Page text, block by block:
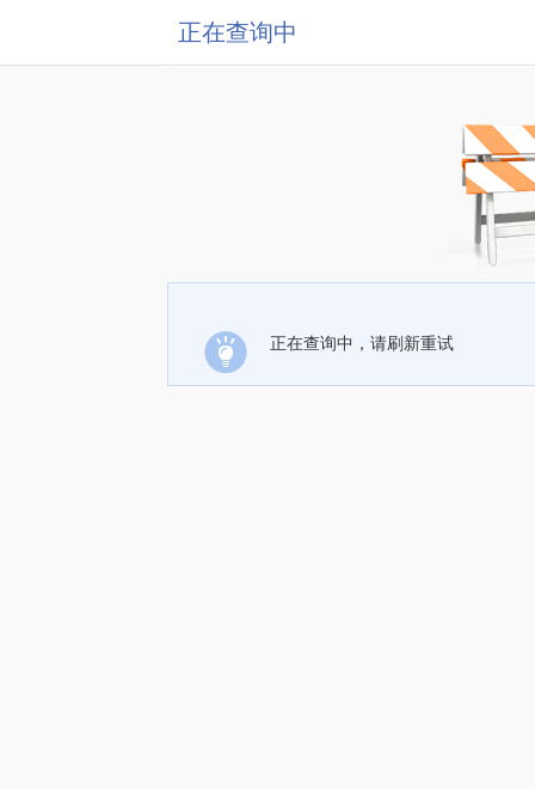
正在查询中
正在查询中，请刷新重试